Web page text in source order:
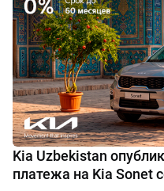
Kia Uzbekistan
платежа на Kia Sonet